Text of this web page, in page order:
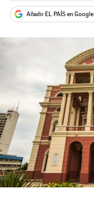
Añadir EL PAÍS en Google